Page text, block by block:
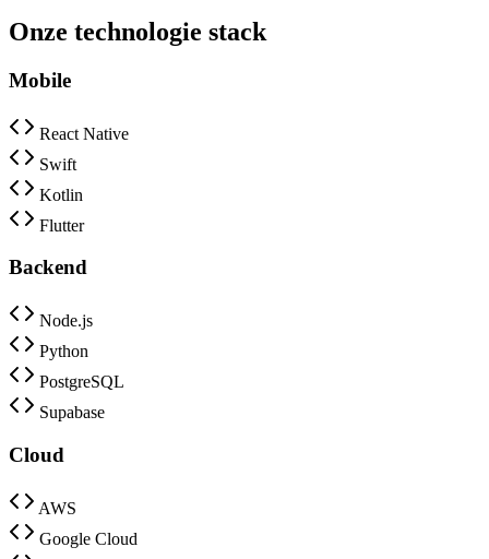
Onze technologie stack
Mobile
React Native
Swift
Kotlin
Flutter
Backend
Node.js
Python
PostgreSQL
Supabase
Cloud
AWS
Google Cloud